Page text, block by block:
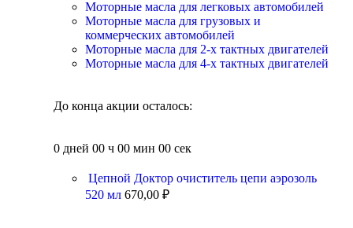
Моторные масла для легковых автомобилей
Моторные масла для грузовых и
коммерческих автомобилей
Моторные масла для 2-х тактных двигателей
Моторные масла для 4-х тактных двигателей
До конца акции осталось:
0 дней 00 ч 00 мин 00 сек
Цепной Доктор очиститель цепи аэрозоль
520 мл 670,00 ₽